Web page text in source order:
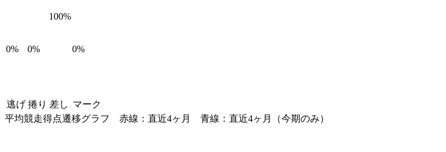
0% 0%
100%
0%
逃げ 捲り 差し マーク
平均競走得点遷移グラフ 赤線：直近4ヶ月 青線：直近4ヶ月（今期のみ）